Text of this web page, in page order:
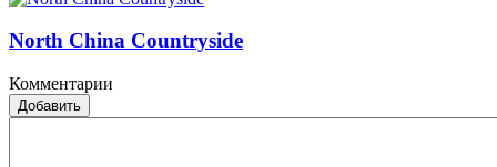
North China Countryside
Комментарии
Добавить